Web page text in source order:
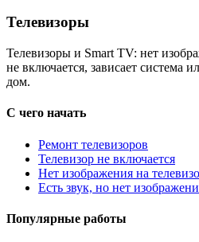
Телевизоры
Телевизоры и Smart TV: нет
не включается, зависает система
дом.
С чего начать
Ремонт телевизоров
Телевизор не включается
Нет изображения на
Есть звук, но нет
Популярные работы